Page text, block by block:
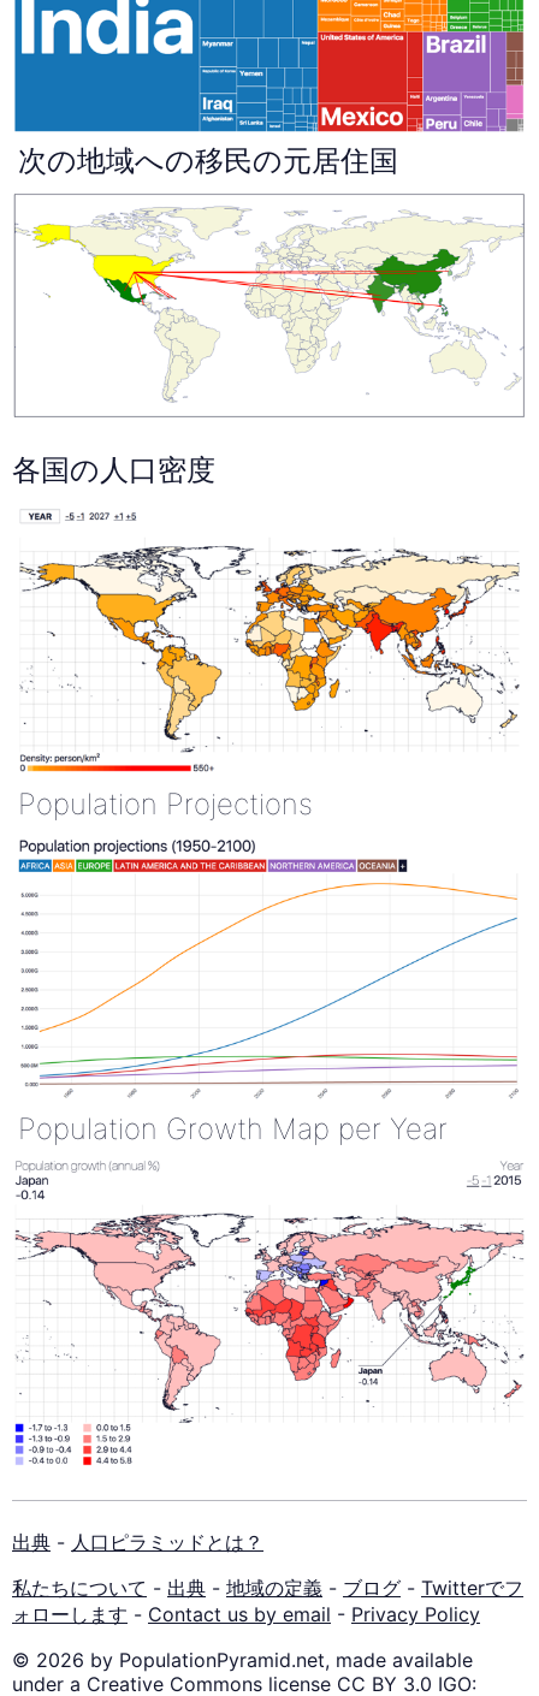
次の地域への移民の元居住国
各国の人口密度
Population Projections
Population Growth Map per Year
出典 - 人口ピラミッドとは？
私たちについて - 出典 - 地域の定義 - ブログ - Twitterでフ
ォローします - Contact us by email - Privacy Policy
© 2026 by PopulationPyramid.net, made available
under a Creative Commons license CC BY 3.0 IGO: